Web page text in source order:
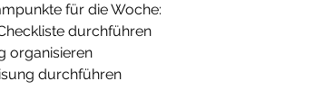
für die Woche:
durchführen
organisieren
durchführen